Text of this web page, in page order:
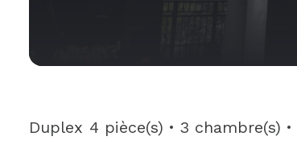
Duplex 4 pièce(s) 3 chambre(s)